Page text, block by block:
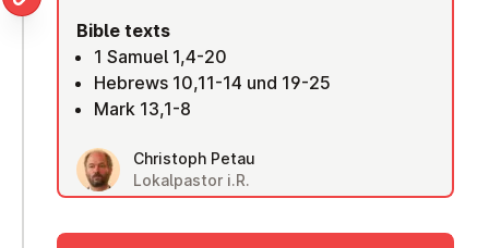
Bible texts
1 Samuel 1,4-20
Hebrews 10,11-14 und 19-25
Mark 13,1-8
Christoph Petau
Lokalpastor i.R.